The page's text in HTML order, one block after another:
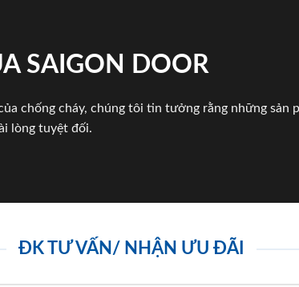
SAIGON DOOR
chống cháy, chúng tôi tin tưởng rằng những sản
lòng tuyệt đối.
ĐK TƯ VẤN/ NHẬN ƯU ĐÃI